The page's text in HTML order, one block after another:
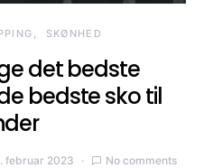
SKØNHED
det bedste
bedste sko til
februar 2023 No comments